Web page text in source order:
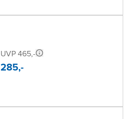
UVP 465,-
285,-